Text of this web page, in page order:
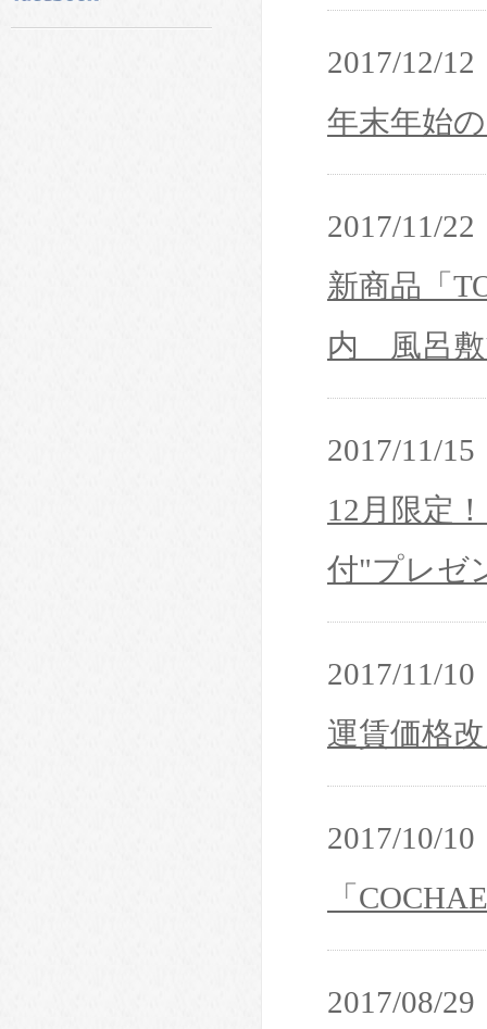
2017/12/12
年末年始
2017/11/22
新商品「
内 風呂敷
2017/11/15
12月限定
付"プレゼ
2017/11/10
運賃価格
2017/10/10
「
2017/08/29